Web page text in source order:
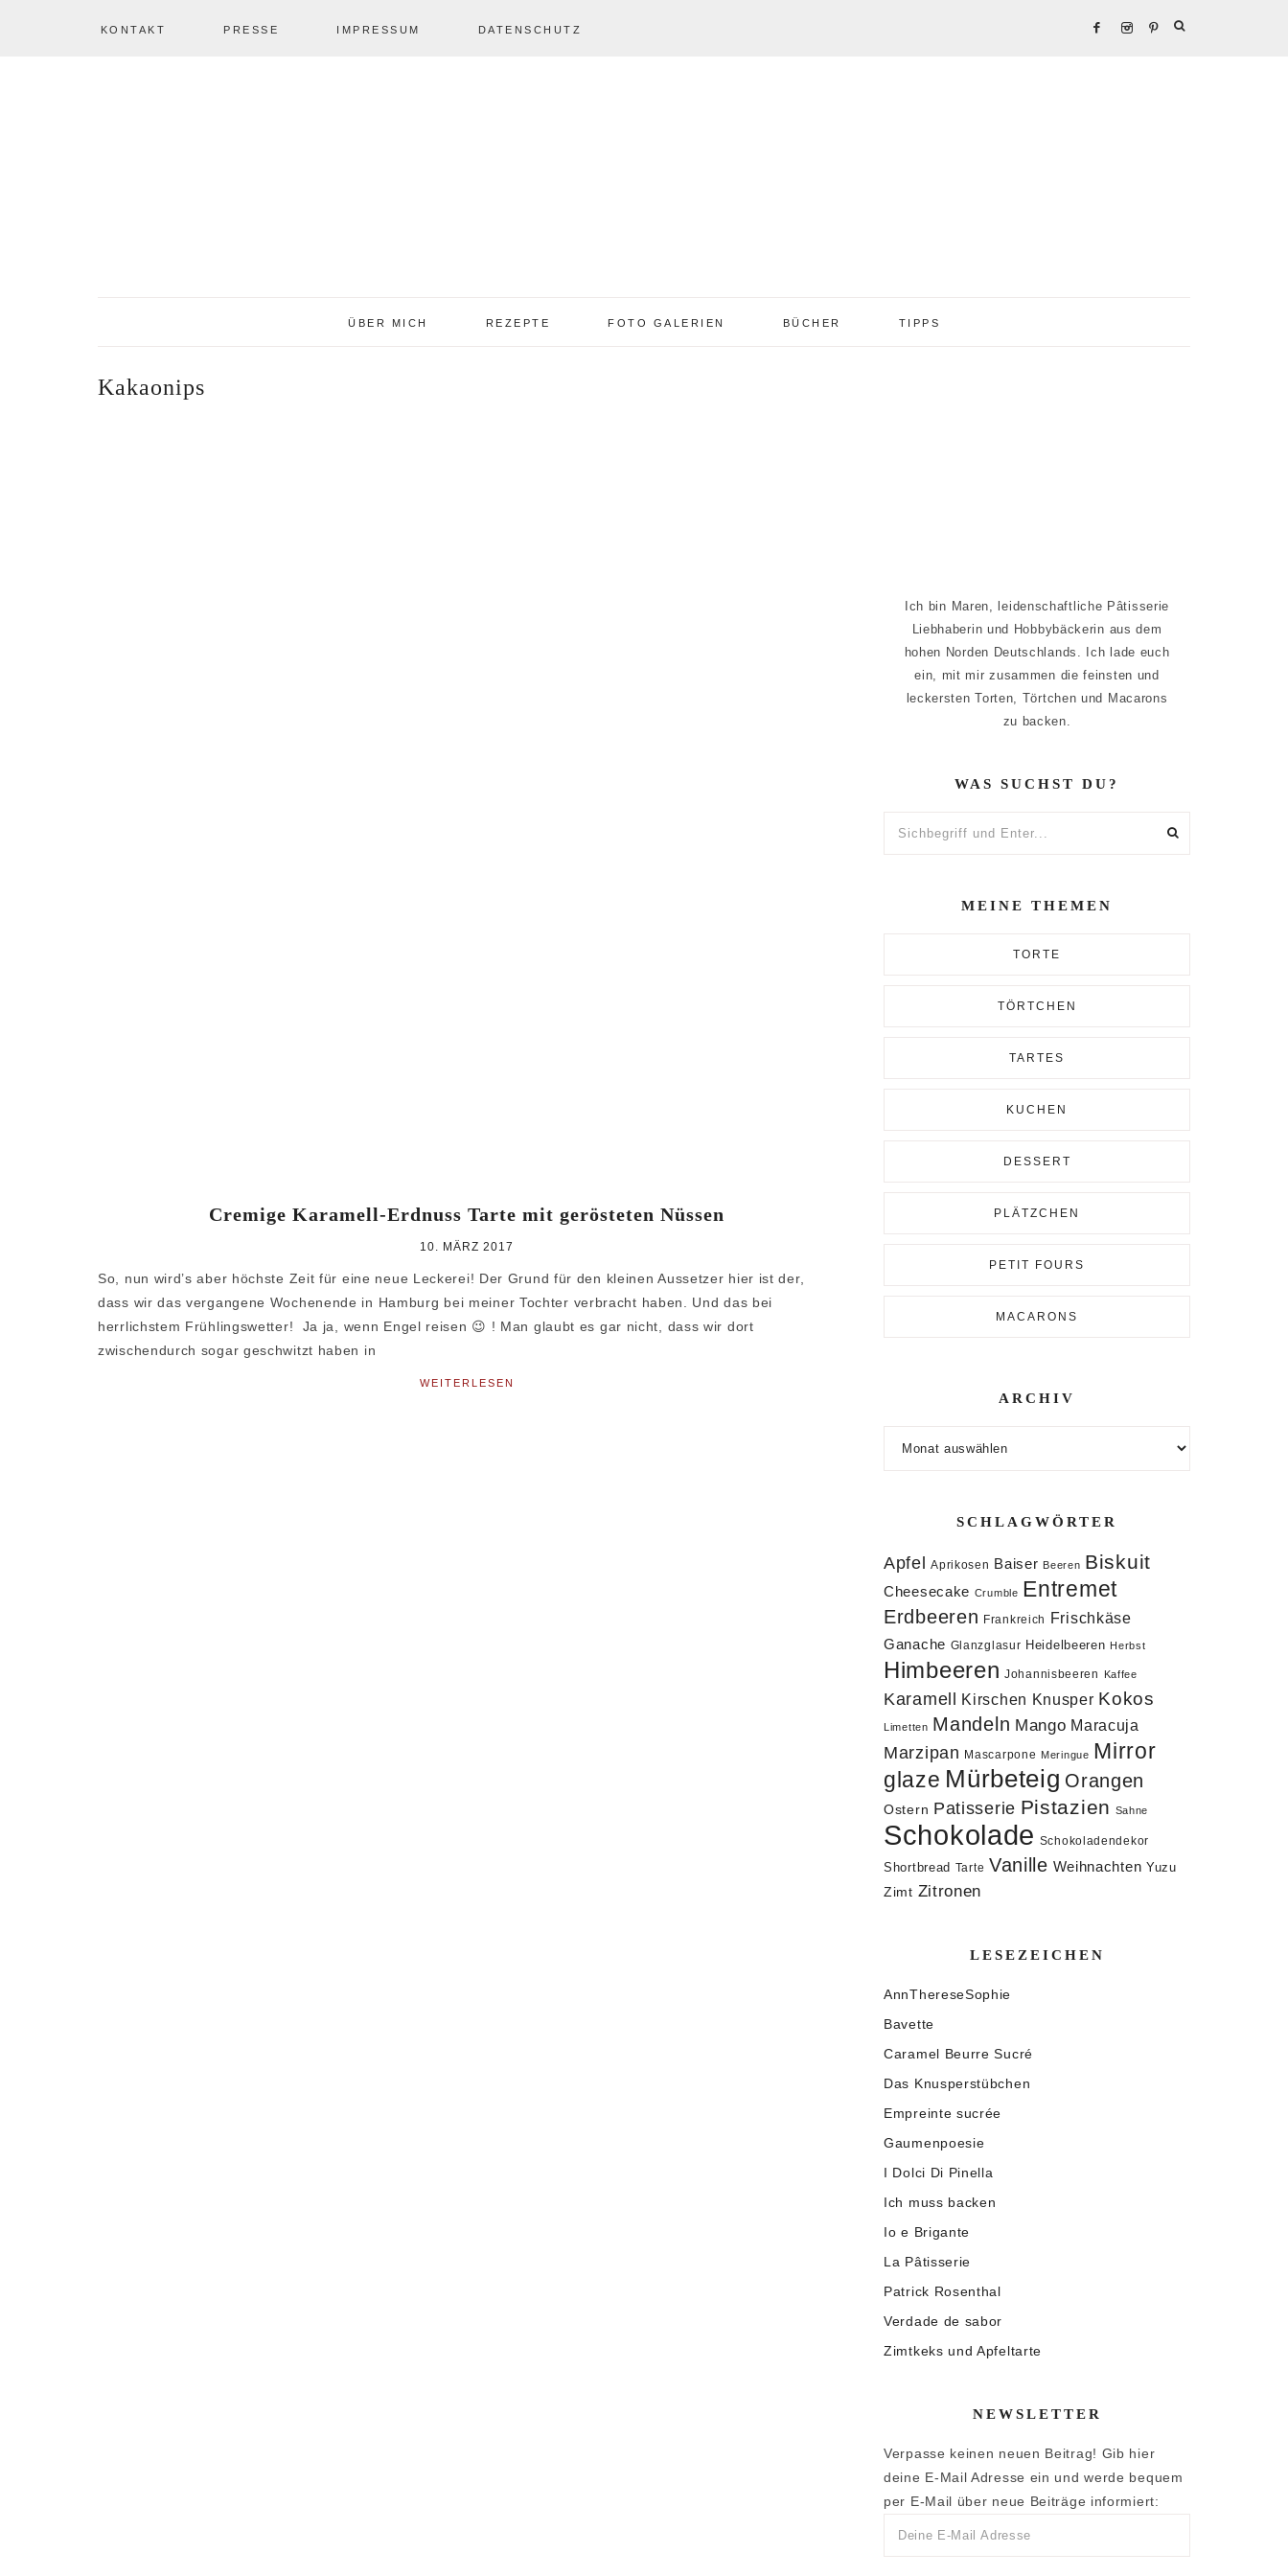
KONTAKT PRESSE IMPRESSUM DATENSCHUTZ
ÜBER MICH REZEPTE FOTO GALERIEN BÜCHER TIPPS
Kakaonips
Cremige Karamell-Erdnuss Tarte mit gerösteten Nüssen
10. MÄRZ 2017
So, nun wird’s aber höchste Zeit für eine neue Leckerei! Der Grund für den kleinen Aussetzer hier ist der,
dass wir das vergangene Wochenende in Hamburg bei meiner Tochter verbracht haben. Und das bei
herrlichstem Frühlingswetter! Ja ja, wenn Engel reisen 😉 ! Man glaubt es gar nicht, dass wir dort
zwischendurch sogar geschwitzt haben in
WEITERLESEN
Ich bin Maren, leidenschaftliche Pâtisserie
Liebhaberin und Hobbybäckerin aus dem
hohen Norden Deutschlands. Ich lade euch
ein, mit mir zusammen die feinsten und
leckersten Torten, Törtchen und Macarons
zu backen.
WAS SUCHST DU?
MEINE THEMEN
TORTE
TÖRTCHEN
TARTES
KUCHEN
DESSERT
PLÄTZCHEN
PETIT FOURS
MACARONS
ARCHIV
SCHLAGWÖRTER
Apfel Aprikosen Baiser Beeren Biskuit
Cheesecake Crumble Entremet
Erdbeeren Frankreich Frischkäse
Ganache Glanzglasur Heidelbeeren Herbst
Himbeeren Johannisbeeren Kaffee
Karamell Kirschen Knusper Kokos
Limetten Mandeln Mango Maracuja
Marzipan Mascarpone Meringue Mirror
glaze Mürbeteig Orangen
Ostern Patisserie Pistazien Sahne
Schokolade Schokoladendekor
Shortbread Tarte Vanille Weihnachten Yuzu
Zimt Zitronen
LESEZEICHEN
AnnThereseSophie
Bavette
Caramel Beurre Sucré
Das Knusperstübchen
Empreinte sucrée
Gaumenpoesie
I Dolci Di Pinella
Ich muss backen
Io e Brigante
La Pâtisserie
Patrick Rosenthal
Verdade de sabor
Zimtkeks und Apfeltarte
NEWSLETTER
Verpasse keinen neuen Beitrag! Gib hier
deine E-Mail Adresse ein und werde bequem
per E-Mail über neue Beiträge informiert: